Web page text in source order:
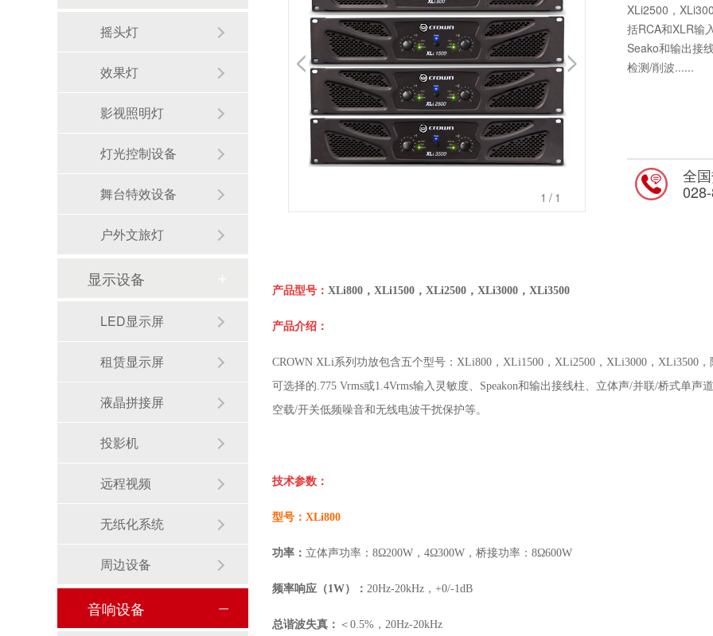
1 /1
XLi2500，
括RCA和XLR输
Seako和输出接
检测/削波......
全
产品型号： XLi800，XLi1500，XLi2500，XLi3000，XLi3500
产品介绍：
CROWN XLi系列功放包含五个型号：XLi800，XLi1500，XLi2500，XLi3000，XLi3500
可选择的.775 Vrms或1.4Vrms输入灵敏度、Speakon和输出接线柱、立体声/并联/桥式单
空载/开关低频噪音和无线电波干扰保护等。
技术参数：
型号： XLi800
功率： 立体声功率： 8Ω200W，4Ω300W，桥接功率：8Ω600W
频率响应（1W）： 20Hz-20kHz，+0/-1dB
总谐波失真： ＜ 0.5%，20Hz-20kHz
摇头灯
效果灯
影视照明灯
灯光控制设备
舞台特效设备
户外文旅灯
显示设备
LED显示屏
租赁显示屏
液晶拼接屏
投影机
远程视频
无纸化系统
周边设备
音响设备